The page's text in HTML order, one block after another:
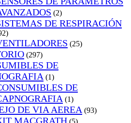
(2)
DE RESPIRACIÓN
(25)
(297)
DE
(1)
DE
(1)
DE VIA AEREA (93)
MACGRATH